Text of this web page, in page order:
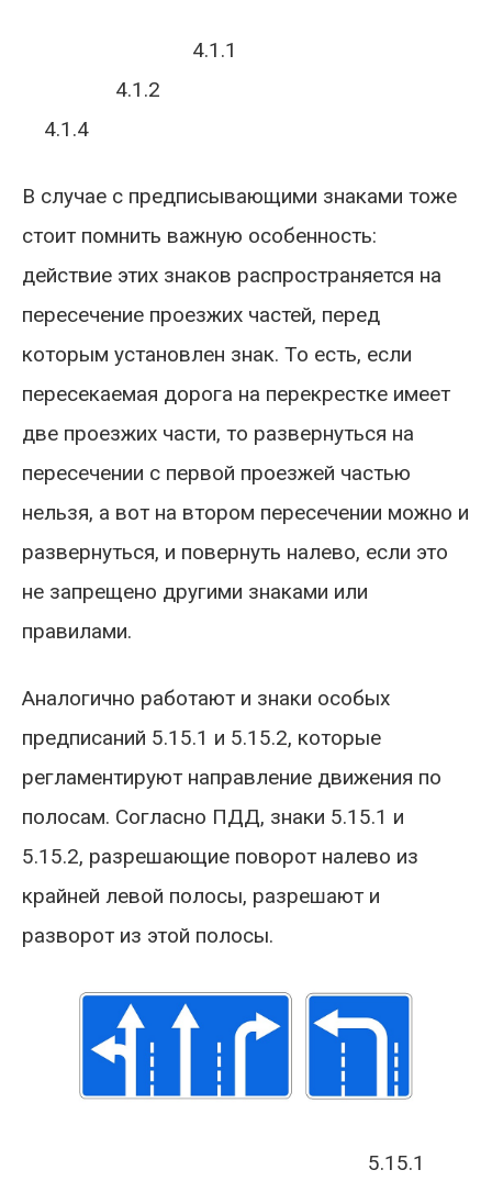
4.1.1
4.1.2
4.1.4​
В случае с предписывающими знаками тоже
стоит помнить важную особенность:
действие этих знаков распространяется на
пересечение проезжих частей, перед
которым установлен знак. То есть, если
пересекаемая дорога на перекрестке имеет
две проезжих части, то развернуться на
пересечении с первой проезжей частью
нельзя, а вот на втором пересечении можно и
развернуться, и повернуть налево, если это
не запрещено другими знаками или
правилами.
Аналогично работают и знаки особых
предписаний 5.15.1 и 5.15.2, которые
регламентируют направление движения по
полосам. Согласно ПДД, знаки 5.15.1 и
5.15.2, разрешающие поворот налево из
крайней левой полосы, разрешают и
разворот из этой полосы.
5.15.1